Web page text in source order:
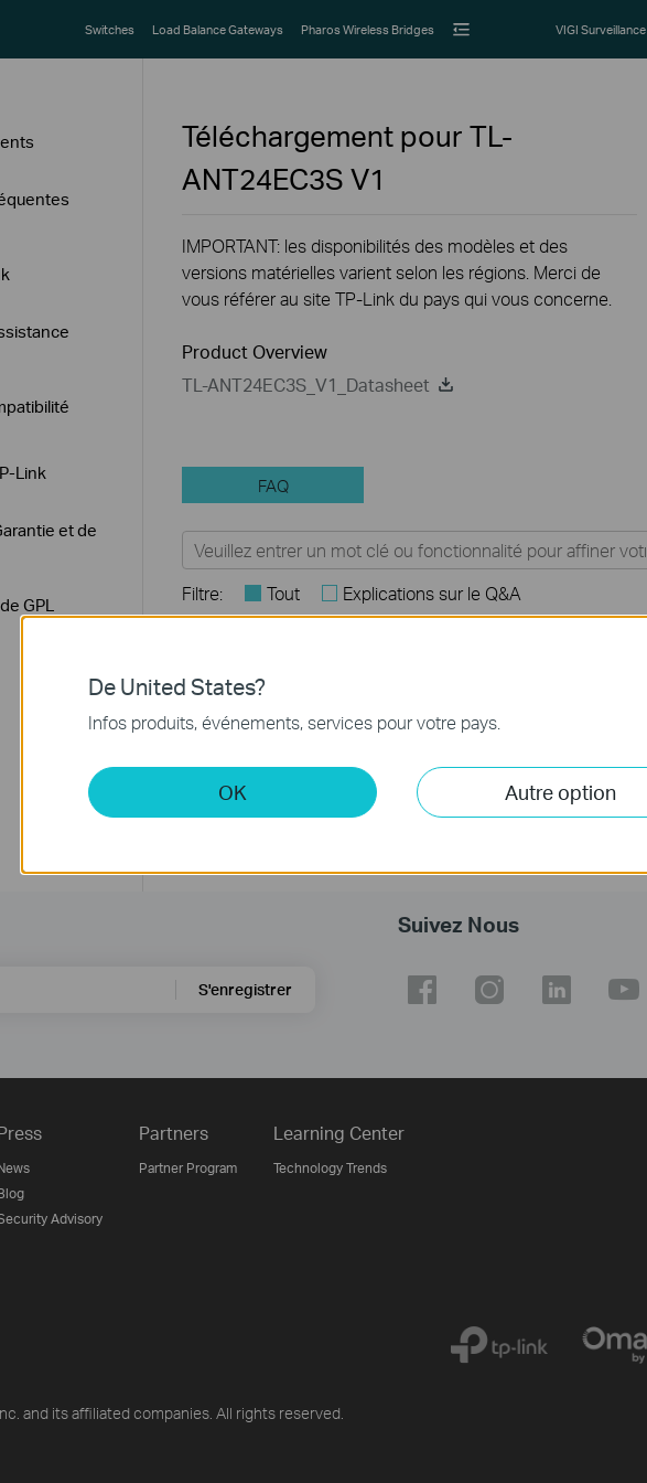
Switches Load Balance Gateways Pharos Wireless Bridges VIGI Surveillance
Link
et de
GPL
Téléchargement pour TL-
ANT24EC3S V1
IMPORTANT: les disponibilités des modèles et des
versions matérielles varient selon les régions. Merci de
vous référer au site TP-Link du pays qui vous concerne.
Product Overview
TL-ANT24EC3S_V1_Datasheet
FAQ
Filtre: Tout Explications sur le Q&A
d’enregistrement de produits TP-Link
S'enregistrer
Suivez Nous
Advisory
Partners
Partner Program
Learning Center
Technology Trends
and its affiliated companies. All rights reserved.
De United States?
Infos produits, événements, services pour votre pays.
OK Autre option